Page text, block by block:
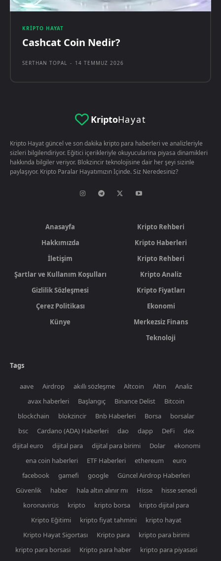
KRIPTO HAYAT
Cashcat Coin Nedir?
SERTHAN TOPAL - 14 TEMMUZ 2026
KriptoHayat
Kripto Hayat güncel ve son dakika kripto para haberleri ve analizleriyle
sizleri bilgilendiriyor. Eğitici içerikleriyle okuyucularina piyasa dinamikleri
hakkında bilgiler veriyor. Blokzincir teknolojisine dair her şeyi sizinle
paylaşıyor. Kripto Paralar Hayatımızın İçinde. Siz Neredesiniz?
Anasayfa
Hakkımızda
İletişim
Şartlar ve Kullanım Koşulları
Gizlilik Sözleşmesi
Çerez Politikası
Künye
Kripto Rehberi
Kripto Haberleri
Kripto Rehberi
Kripto Analiz
Kripto Fiyatları
Ekonomi
Merkezsiz Finans
Teknoloji
Tags
aave Airdrop akıllı sözleşme Altcoin Altın
Analiz
avax haberleri
Başlangıç Binance Delist
Bitcoin
blockchain
blokzincir Bnb Haberleri Borsa
borsalar
bsc
Cardano (ADA) Haberleri dao dapp DeFi
dex
dijital euro
dijital para dijital para birimi Dolar
ekonomi
ena coin haberleri
ETF Haberleri ethereum
euro
facebook
gamefi google
Güncel Airdrop Haberleri
Güvenlik
haber hala altın alınır mı Hisse
hisse senedi
koronavirüs
kripto kripto borsa
kripto dijital para
Kripto Eğitimi
kripto fiyat tahmini
kripto hayat
Kripto Hayat Sigortası
Kripto para
kripto para birimi
kripto para borsasi
Kripto para haber
kripto para piyasasi